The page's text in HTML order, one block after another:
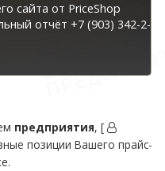
сайта от PriceShop
отчёт +7 (903) 342-2-
предприятия, [
позиции Вашего прайс-